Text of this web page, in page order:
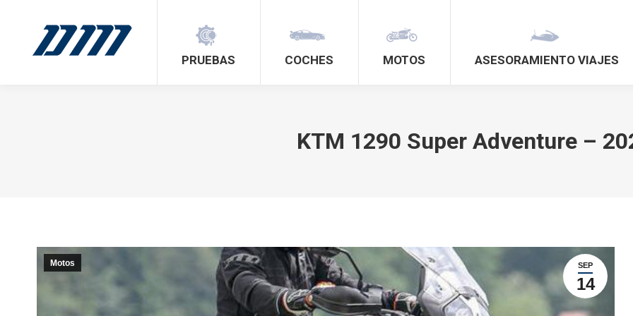
PRUEBAS COCHES MOTOS ASESORAMIENTO VIAJES
KTM 1290 Super Adventure –
SEP
14
Motos